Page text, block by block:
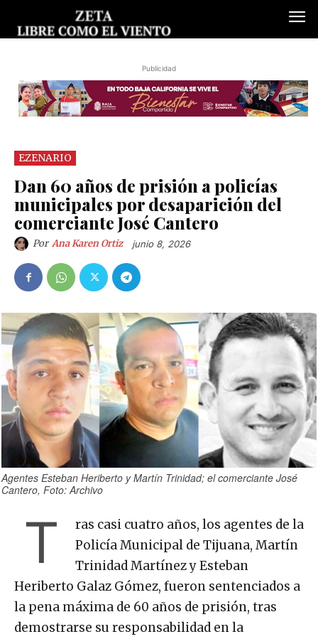
Publicidad
EZENARIO
Dan 60 años de prisión a policías
municipales por desaparición del
comerciante José Cantero
Por Ana Karen Ortiz junio 8, 2026
Agentes Esteban Heriberto y Martín Trinidad; el comerciante José
Cantero, Foto: Archivo
T
ras casi cuatro años, los agentes de la
Policía Municipal de Tijuana, Martín
Trinidad Martínez y Esteban
Heriberto Galaz Gómez, fueron sentenciados a
la pena máxima de 60 años de prisión, tras
demostrarse su responsabilidad en la